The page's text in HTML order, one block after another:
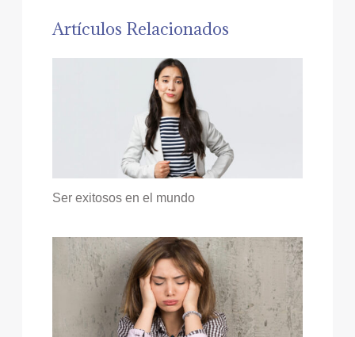
Artículos Relacionados
Ser exitosos en el mundo